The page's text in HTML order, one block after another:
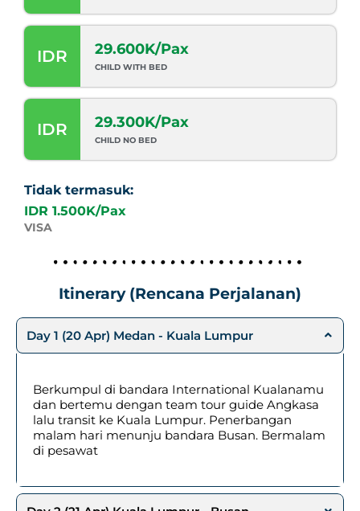
IDR 29.600K/Pax
CHILD WITH BED
IDR 29.300K/Pax
CHILD NO BED
Tidak termasuk:
IDR 1.500K/Pax
VISA
Itinerary (Rencana Perjalanan)
Day 1 (20 Apr) Medan - Kuala Lumpur
Berkumpul di bandara International Kualanamu
dan bertemu dengan team tour guide Angkasa
lalu transit ke Kuala Lumpur. Penerbangan
malam hari menunju bandara Busan. Bermalam
di pesawat